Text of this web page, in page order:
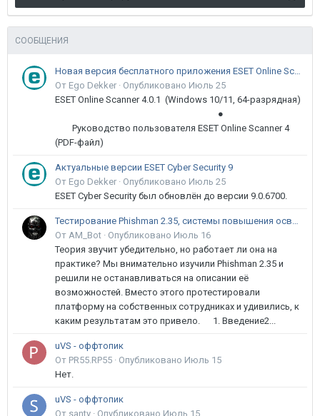
СООБЩЕНИЯ
Новая версия бесплатного приложения ESET Online Scanner доступна пользователям
От Ego Dekker · Опубликовано Июль 25
ESET Online Scanner 4.0.1 (Windows 10/11, 64-разрядная)
●
Руководство пользователя ESET Online Scanner 4
(PDF-файл)
Актуальные версии ESET Cyber Security 9
От Ego Dekker · Опубликовано Июль 25
ESET Cyber Security был обновлён до версии 9.0.6700.
Тестирование Phishman 2.35, системы повышения осведомлённости пользователей в сфере ИБ
От AM_Bot · Опубликовано Июль 16
Теория звучит убедительно, но работает ли она на
практике? Мы внимательно изучили Phishman 2.35 и
решили не останавливаться на описании её
возможностей. Вместо этого протестировали
платформу на собственных сотрудниках и удивились, к
каким результатам это привело. 1. Введение2...
uVS - оффтопик
От PR55.RP55 · Опубликовано Июль 15
Нет.
uVS - оффтопик
От santy · Опубликовано Июль 15